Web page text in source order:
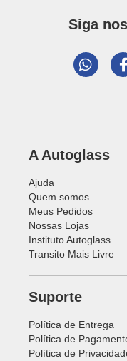
Siga
A Autoglass
Ajuda
Quem somos
Meus Pedidos
Nossas Lojas
Instituto Autoglass
Transito Mais Livre
Suporte
Política de Entrega
Política de
Política de